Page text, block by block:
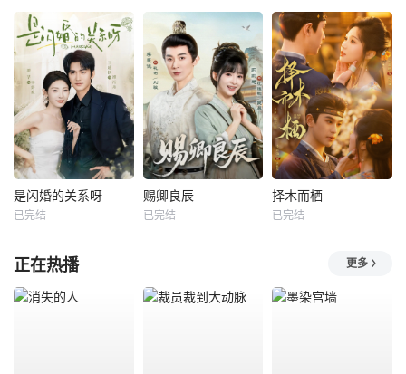
是闪婚的关系呀
已完结
赐卿良辰
已完结
择木而栖
已完结
正在热播 更多